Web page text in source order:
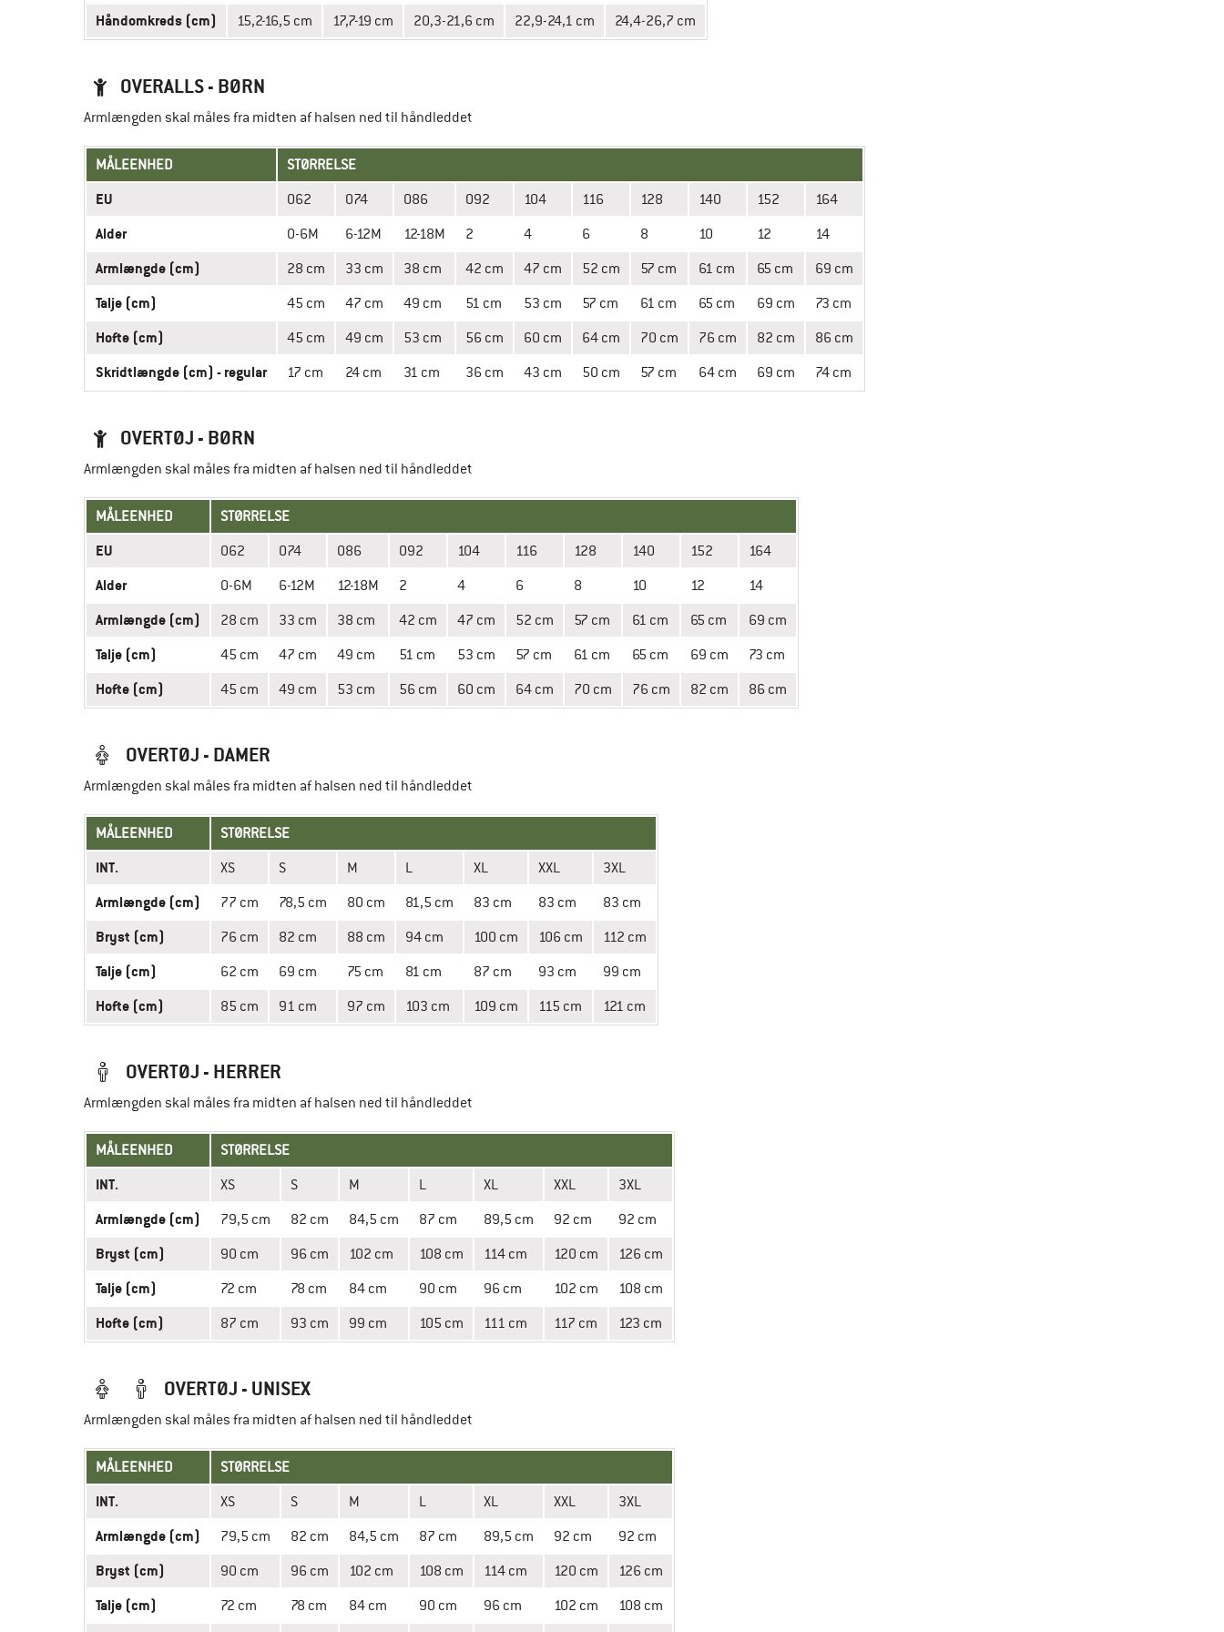
Håndomkreds (cm) 15,2-16,5 cm 17,7-19 cm 20,3-21,6 cm 22,9-24,1 cm 24,4-26,7 cm
OVERALLS - BØRN
Armlængden skal måles fra midten af halsen ned til håndleddet
MÅLEENHED STØRRELSE
EU 062 074 086 092 104 116 128 140 152 164
Alder 0-6M 6-12M 12-18M 2 4 6 8 10 12 14
Armlængde (cm) 28 cm 33 cm 38 cm 42 cm 47 cm 52 cm 57 cm 61 cm 65 cm 69 cm
Talje (cm) 45 cm 47 cm 49 cm 51 cm 53 cm 57 cm 61 cm 65 cm 69 cm 73 cm
Hofte (cm) 45 cm 49 cm 53 cm 56 cm 60 cm 64 cm 70 cm 76 cm 82 cm 86 cm
Skridtlængde (cm) - regular 17 cm 24 cm 31 cm 36 cm 43 cm 50 cm 57 cm 64 cm 69 cm 74 cm
OVERTØJ - BØRN
Armlængden skal måles fra midten af halsen ned til håndleddet
MÅLEENHED STØRRELSE
EU 062 074 086 092 104 116 128 140 152 164
Alder 0-6M 6-12M 12-18M 2 4 6 8 10 12 14
Armlængde (cm) 28 cm 33 cm 38 cm 42 cm 47 cm 52 cm 57 cm 61 cm 65 cm 69 cm
Talje (cm) 45 cm 47 cm 49 cm 51 cm 53 cm 57 cm 61 cm 65 cm 69 cm 73 cm
Hofte (cm) 45 cm 49 cm 53 cm 56 cm 60 cm 64 cm 70 cm 76 cm 82 cm 86 cm
OVERTØJ - DAMER
Armlængden skal måles fra midten af halsen ned til håndleddet
MÅLEENHED STØRRELSE
INT. XS S M L XL XXL 3XL
Armlængde (cm) 77 cm 78,5 cm 80 cm 81,5 cm 83 cm 83 cm 83 cm
Bryst (cm) 76 cm 82 cm 88 cm 94 cm 100 cm 106 cm 112 cm
Talje (cm) 62 cm 69 cm 75 cm 81 cm 87 cm 93 cm 99 cm
Hofte (cm) 85 cm 91 cm 97 cm 103 cm 109 cm 115 cm 121 cm
OVERTØJ - HERRER
Armlængden skal måles fra midten af halsen ned til håndleddet
MÅLEENHED STØRRELSE
INT. XS S M L XL XXL 3XL
Armlængde (cm) 79,5 cm 82 cm 84,5 cm 87 cm 89,5 cm 92 cm 92 cm
Bryst (cm) 90 cm 96 cm 102 cm 108 cm 114 cm 120 cm 126 cm
Talje (cm) 72 cm 78 cm 84 cm 90 cm 96 cm 102 cm 108 cm
Hofte (cm) 87 cm 93 cm 99 cm 105 cm 111 cm 117 cm 123 cm
OVERTØJ - UNISEX
Armlængden skal måles fra midten af halsen ned til håndleddet
MÅLEENHED STØRRELSE
INT. XS S M L XL XXL 3XL
Armlængde (cm) 79,5 cm 82 cm 84,5 cm 87 cm 89,5 cm 92 cm 92 cm
Bryst (cm) 90 cm 96 cm 102 cm 108 cm 114 cm 120 cm 126 cm
Talje (cm) 72 cm 78 cm 84 cm 90 cm 96 cm 102 cm 108 cm